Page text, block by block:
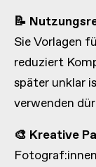
📝
Sie Vorlagen
reduziert
später unklar
verwenden
🎨 Kreative